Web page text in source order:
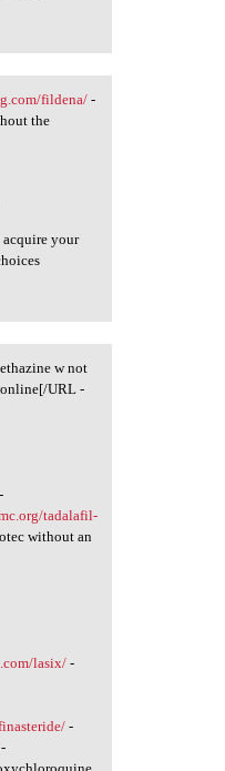
fildena/ -
the
your
w not
URL -
tadalafil-
without an
lasix/ -
-
-